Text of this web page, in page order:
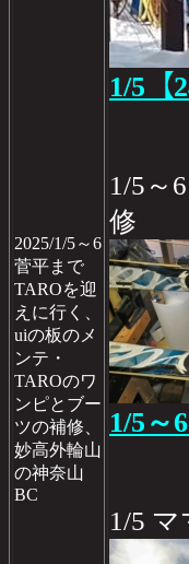
2025/1/5～6
菅平まで
TAROを迎
えに行く、
uiの板のメ
ンテ・
TAROのワ
ンピとブー
ツの補修、
妙高外輪山
の神奈山
BC
1/5【
1/5～
修
1/5～
1/5